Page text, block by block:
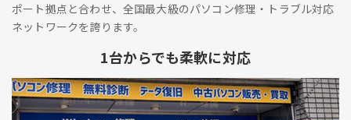
ポート拠点と合わせ、全国最大級のパソコン修理・トラブル対応
ネットワークを誇ります。
1台からでも柔軟に対応